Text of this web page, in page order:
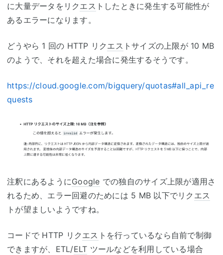
に大量データをリク エス トしたときに発生する可能性が
あるエラーになります。
どうやら 1 回の HTTP リク エス トサイズの上限が 10 MB
のようで、それを超えた場合に発生するそうです。
https://cloud.google.com/bigquery/quotas#all_api_re
quests
注釈にあるようにGoogle での独自のサイズ上限が適用さ
れるため、エラー回避のためには 5 MB 以下でリク エス
トが望ましいようですね。
コードで HTTP リク エス トを行っているなら自前で制御
できますが、ETL/ELT ツールなどを利用している場合